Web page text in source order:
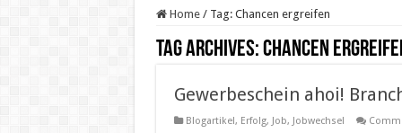
Home / Tag: Chancen ergreifen
Tag Archives:Chancen
Gewerbeschein ahoi!
Blogartikel, Erfolg, Job, Jobwechsel